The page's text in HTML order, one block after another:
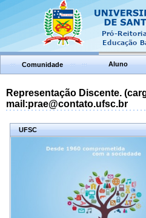
Comunidade Aluno
Representação Discente.
mail:prae@contato.ufsc.br
UFSC